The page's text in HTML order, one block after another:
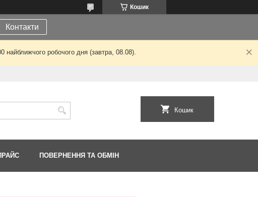
Кошик
Контакти
найближчого робочого дня (завтра, 08.08).
Кошик
ПОВЕРНЕННЯ ТА ОБМІН